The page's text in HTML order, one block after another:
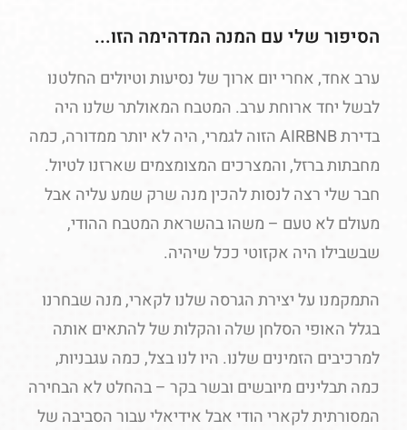
הסיפור שלי עם המנה המדהימה הזו...
ערב אחד, אחרי יום ארוך של נסיעות וטיולים החלטנו
לבשל יחד ארוחת ערב. המטבח המאולתר שלנו היה
בדירת AIRBNB הזוה לגמרי, היה לא יותר ממדורה, כמה
מחבתות ברזל, והמצרכים המצומצמים שארזנו לטיול.
חבר שלי רצה לנסות להכין מנה שרק שמע עליה אבל
מעולם לא טעם – משהו בהשראת המטבח ההודי,
שבשבילו היה אקזוטי ככל שיהיה.
התמקמנו על יצירת הגרסה שלנו לקארי, מנה שבחרנו
בגלל האופי הסלחן שלה והקלות של להתאים אותה
למרכיבים הזמינים שלנו. היו לנו בצל, כמה עגבניות,
כמה תבלינים מיובשים ובשר בקר – בהחלט לא הבחירה
המסורתית לקארי הודי אבל אידיאלי עבור הסביבה של